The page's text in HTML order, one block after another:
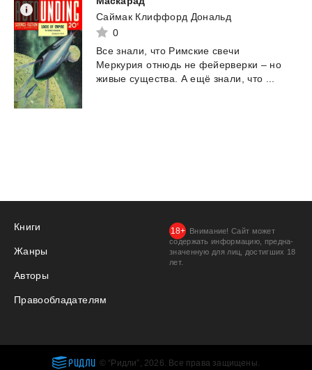
Саймак Клиффорд Дональд
0
Все знали, что Римские свечи
Меркурия отнюдь не фейерверки – но
живые существа. А ещё знали, что
Книги
Жанры
Авторы
Правообладателям
Внимание! Сайт может
содержать информацию, предна­
значенную для лиц, дости­гших 18
лет.
РИДЛИ © “Ридли”, 2026. Все права защищены.